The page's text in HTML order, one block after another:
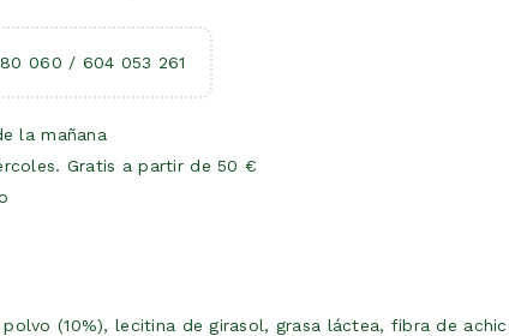
060 / 604 053 261
la mañana
Gratis a partir de 50 €
(10%), lecitina de girasol, grasa láctea, fibra de